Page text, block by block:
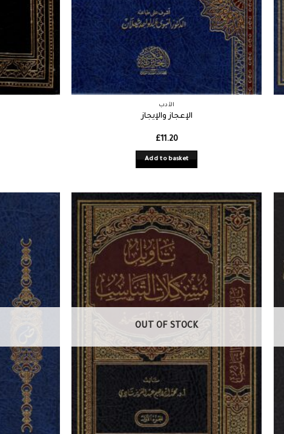
الأدب
الإعجاز والإيجاز
£11.20
Add to basket
OUT OF STOCK